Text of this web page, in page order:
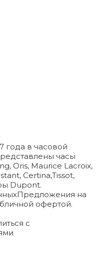
года в часовой
часы
Oris, Maurice Lacroix,
Certina,Tissot,
Dupont.
Предложения на
офертой.
с